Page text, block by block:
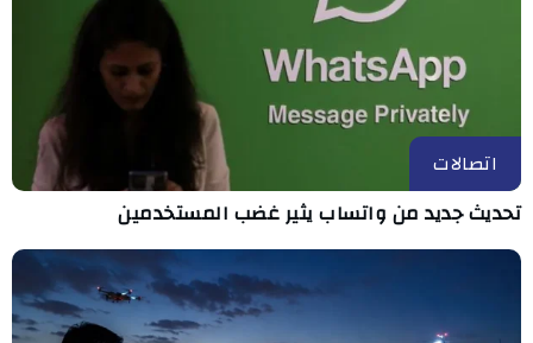
اتصالات
تحديث جديد من واتساب يثير غضب المستخدمين